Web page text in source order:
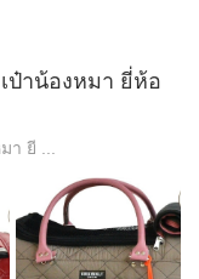
ป๋าน้องหมา ยี่ห้อ
ยี ...